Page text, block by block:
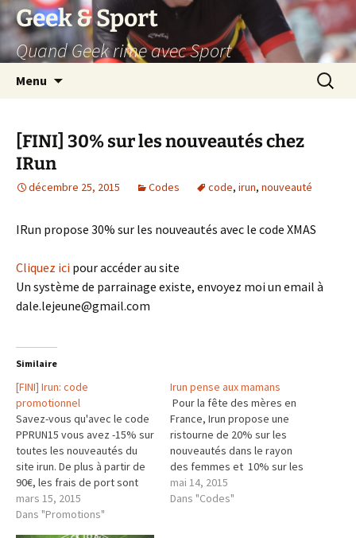
Aller
au
contenu
Geek & Sport
Quand Geek rime avec Sport
Menu
[FINI] 30% sur les nouveautés chez
IRun
décembre 25, 2015 Codes code, irun, nouveauté
IRun propose 30% sur les nouveautés avec le code XMAS
Cliquez ici pour accéder au site
Un système de parrainage existe, envoyez moi un email à
dale.lejeune@gmail.com
Similaire
[FINI] Irun: code
promotionnel
Savez-vous qu'avec le code
PPRUN15 vous avez -15% sur
toutes les nouveautés du
site irun. De plus à partir de
90€, les frais de port sont
gratuit Site internet : i-run.be
Un système de parrainage
mars 15, 2015
Dans "Promotions"
Irun pense aux mamans
Pour la fête des mères en
France, Irun propose une
ristourne de 20% sur les
nouveautés dans le rayon
des femmes et 10% sur les
fins de série du même rayon
Pour cela, il faut entrer le
mai 14, 2015
Dans "Codes"